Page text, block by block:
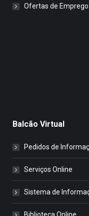
Ofertas de
Balcão Virtual
Pedidos de
Serviços Online
Sistema de